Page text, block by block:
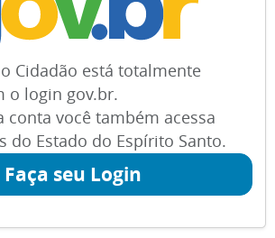
Cidadão está totalmente
o login gov.br.
conta você também acessa
do Estado do Espírito Santo.
Faça seu Login